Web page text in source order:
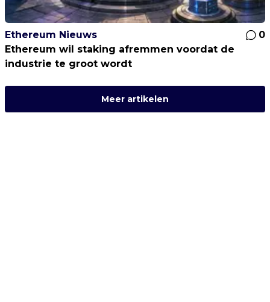
Ethereum Nieuws
0
Ethereum wil staking afremmen voordat de
industrie te groot wordt
Meer artikelen